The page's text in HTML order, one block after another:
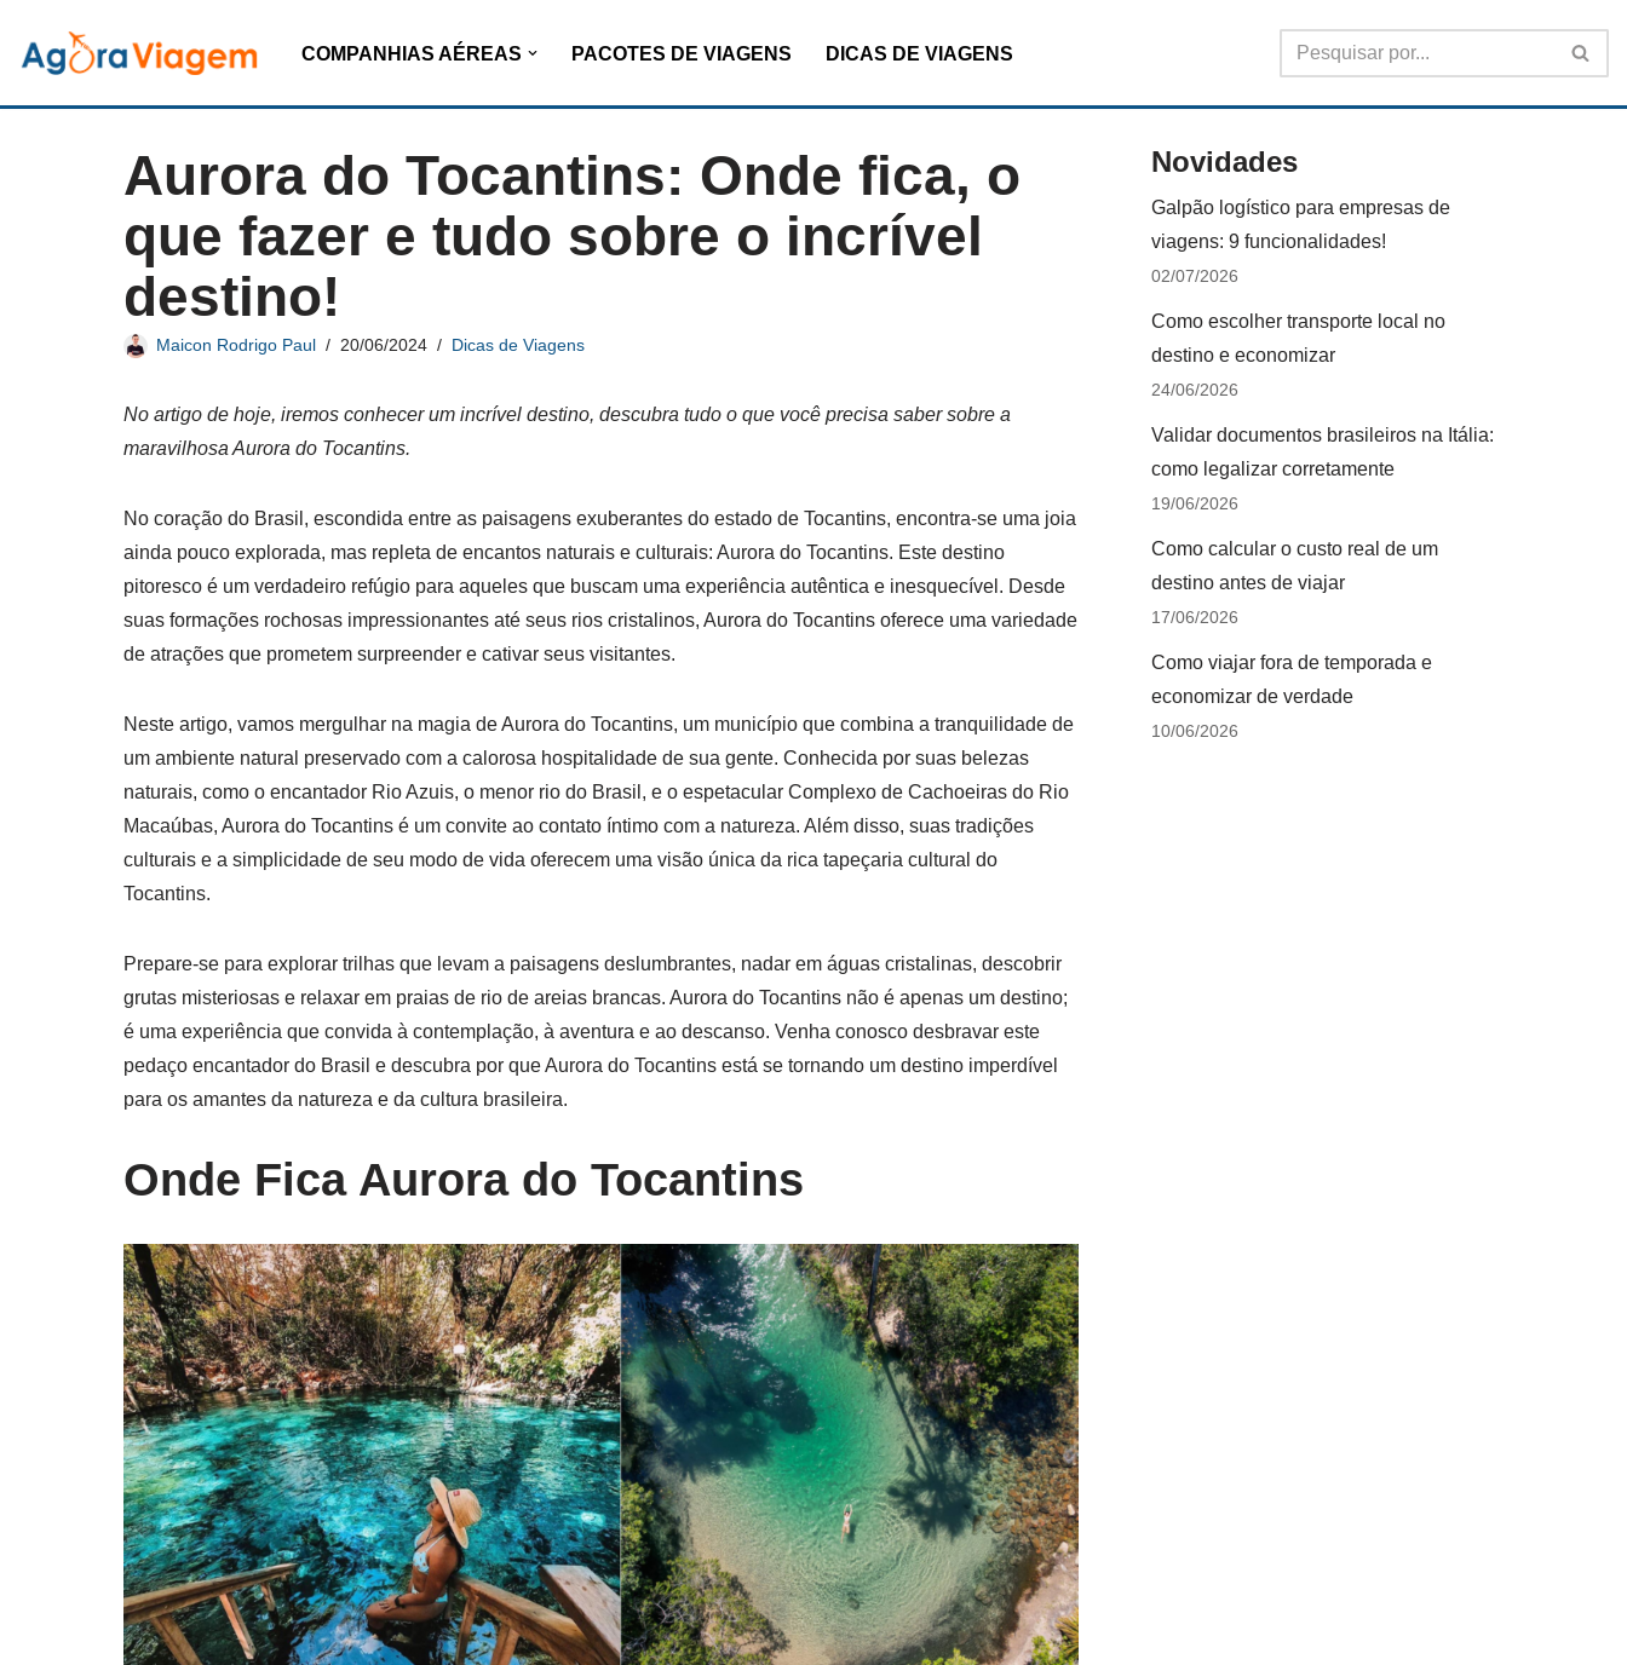
Pular
para
COMPANHIAS AÉREAS PACOTES DE VIAGENS DICAS DE VIAGENS
Aurora do Tocantins: Onde fica, o
que fazer e tudo sobre o incrível
destino!
Maicon Rodrigo Paul 20/06/2024 Dicas de Viagens
No artigo de hoje, iremos conhecer um incrível destino, descubra tudo o que você precisa saber sobre a
maravilhosa Aurora do Tocantins.
No coração do Brasil, escondida entre as paisagens exuberantes do estado de Tocantins, encontra-se uma joia
ainda pouco explorada, mas repleta de encantos naturais e culturais: Aurora do Tocantins. Este destino
pitoresco é um verdadeiro refúgio para aqueles que buscam uma experiência autêntica e inesquecível. Desde
suas formações rochosas impressionantes até seus rios cristalinos, Aurora do Tocantins oferece uma variedade
de atrações que prometem surpreender e cativar seus visitantes.
Neste artigo, vamos mergulhar na magia de Aurora do Tocantins, um município que combina a tranquilidade de
um ambiente natural preservado com a calorosa hospitalidade de sua gente. Conhecida por suas belezas
naturais, como o encantador Rio Azuis, o menor rio do Brasil, e o espetacular Complexo de Cachoeiras do Rio
Macaúbas, Aurora do Tocantins é um convite ao contato íntimo com a natureza. Além disso, suas tradições
culturais e a simplicidade de seu modo de vida oferecem uma visão única da rica tapeçaria cultural do
Tocantins.
Prepare-se para explorar trilhas que levam a paisagens deslumbrantes, nadar em águas cristalinas, descobrir
grutas misteriosas e relaxar em praias de rio de areias brancas. Aurora do Tocantins não é apenas um destino;
é uma experiência que convida à contemplação, à aventura e ao descanso. Venha conosco desbravar este
pedaço encantador do Brasil e descubra por que Aurora do Tocantins está se tornando um destino imperdível
para os amantes da natureza e da cultura brasileira.
Onde Fica Aurora do Tocantins
Novidades
Galpão logístico para empresas de
viagens: 9 funcionalidades!
02/07/2026
Como escolher transporte local no
destino e economizar
24/06/2026
Validar documentos brasileiros na Itália:
como legalizar corretamente
19/06/2026
Como calcular o custo real de um
destino antes de viajar
17/06/2026
Como viajar fora de temporada e
economizar de verdade
10/06/2026